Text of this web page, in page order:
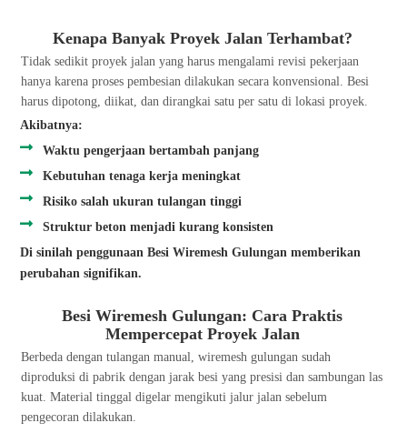
Kenapa Banyak Proyek Jalan Terhambat?
Tidak sedikit proyek jalan yang harus mengalami revisi pekerjaan
hanya karena proses pembesian dilakukan secara konvensional. Besi
harus dipotong, diikat, dan dirangkai satu per satu di lokasi proyek.
Akibatnya:
Waktu pengerjaan bertambah panjang
Kebutuhan tenaga kerja meningkat
Risiko salah ukuran tulangan tinggi
Struktur beton menjadi kurang konsisten
Di sinilah penggunaan Besi Wiremesh Gulungan memberikan
perubahan signifikan.
Besi Wiremesh Gulungan: Cara Praktis
Mempercepat Proyek Jalan
Berbeda dengan tulangan manual, wiremesh gulungan sudah
diproduksi di pabrik dengan jarak besi yang presisi dan sambungan las
kuat. Material tinggal digelar mengikuti jalur jalan sebelum
pengecoran dilakukan.